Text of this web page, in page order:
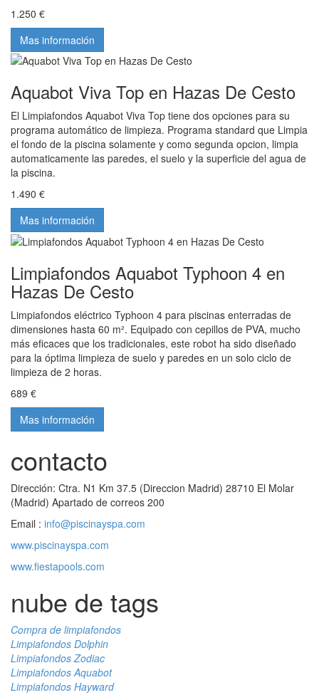
1.250 €
Mas información
Aquabot Viva Top en Hazas De Cesto
El Limpiafondos Aquabot Viva Top tiene dos opciones para su
programa automático de limpieza. Programa standard que Limpia
el fondo de la piscina solamente y como segunda opcion, limpia
automaticamente las paredes, el suelo y la superficie del agua de
la piscina.
1.490 €
Mas información
Limpiafondos Aquabot Typhoon 4 en
Hazas De Cesto
Limpiafondos eléctrico Typhoon 4 para piscinas enterradas de
dimensiones hasta 60 m². Equipado con cepillos de PVA, mucho
más eficaces que los tradicionales, este robot ha sido diseñado
para la óptima limpieza de suelo y paredes en un solo ciclo de
limpieza de 2 horas.
689 €
Mas información
contacto
Dirección: Ctra. N1 Km 37.5 (Direccion Madrid) 28710 El Molar
(Madrid) Apartado de correos 200
Email : info@piscinayspa.com
www.piscinayspa.com
www.fiestapools.com
nube de tags
Compra de limpiafondos
Limpiafondos Dolphin
Limpiafondos Zodiac
Limpiafondos Aquabot
Limpiafondos Hayward